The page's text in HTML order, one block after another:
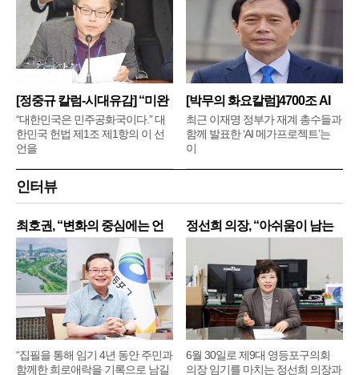
[정중규 칼럼-시대유감] “미완
“대한민국은 민주공화국이다.” 대
한민국 헌법 제1조 제1항의 이 선
언을
[박무의 화요칼럼]4700조 AI
메
최근 이재명 정부가 재계 총수들과
함께 발표한 ‘AI 메가프로젝트’는
이
인터뷰
최호권, “변화의 중심에는 언
제
“집필을 통해 임기 4년 동안 주민과
함께한 희로애락을 기록으로 남길
정선희 의장, “아쉬움이 남는
6월 30일로 제9대 영등포구의회
의장 임기를 마치는 정선희 의장과